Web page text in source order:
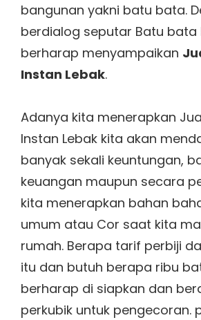
bangunan yakni batu bata.
berdialog seputar Batu bata
berharap menyampaikan
Instan Lebak.
Adanya kita menerapkan
Instan Lebak kita akan
banyak sekali keuntungan,
keuangan maupun secara
kita menerapkan bahan
umum atau Cor saat kita
rumah. Berapa tarif perbiji
itu dan butuh berapa ribu
berharap di siapkan dan
perkubik untuk pengecoran.